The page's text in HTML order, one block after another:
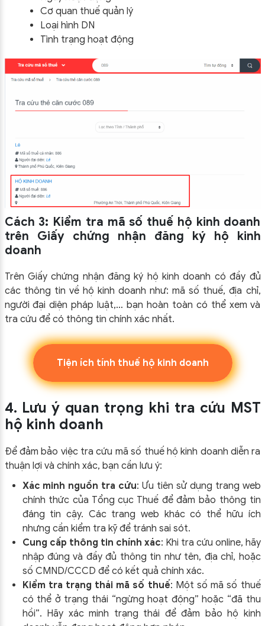
Cơ quan thuế quản lý
Loại hình DN
Tình trạng hoạt động
Cách 3: Kiểm tra mã số thuế hộ kinh doanh
trên Giấy chứng nhận đăng ký hộ kinh
doanh
Trên Giấy chứng nhận đăng ký hộ kinh doanh có đầy đủ
các thông tin về hộ kinh doanh như: mã số thuế, địa chỉ,
người đại diện pháp luật,… bạn hoàn toàn có thể xem và
tra cứu để có thông tin chính xác nhất.
Tiện ích tính thuế hộ kinh doanh
4. Lưu ý quan trọng khi tra cứu MST
hộ kinh doanh
Để đảm bảo việc tra cứu mã số thuế hộ kinh doanh diễn ra
thuận lợi và chính xác, bạn cần lưu ý:
Xác minh nguồn tra cứu: Ưu tiên sử dụng trang web
chính thức của Tổng cục Thuế để đảm bảo thông tin
đáng tin cậy. Các trang web khác có thể hữu ích
nhưng cần kiểm tra kỹ để tránh sai sót.
Cung cấp thông tin chính xác: Khi tra cứu online, hãy
nhập đúng và đầy đủ thông tin như tên, địa chỉ, hoặc
số CMND/CCCD để có kết quả chính xác.
Kiểm tra trạng thái mã số thuế: Một số mã số thuế
có thể ở trạng thái “ngừng hoạt động” hoặc “đã thu
hồi”. Hãy xác minh trạng thái để đảm bảo hộ kinh